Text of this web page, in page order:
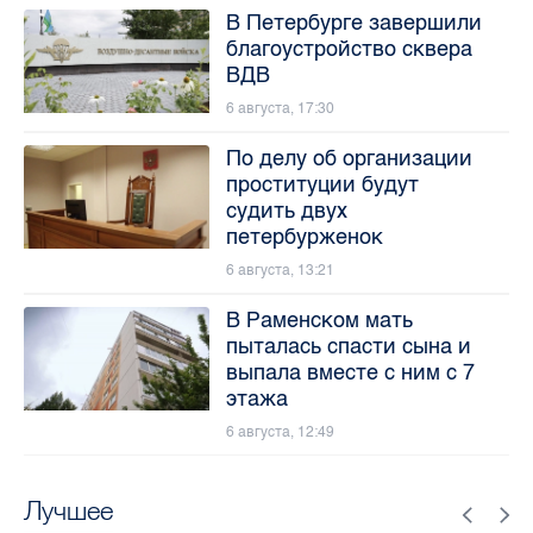
Лучшее
В Петербурге завершили
благоустройство сквера
ВДВ
6 августа, 17:30
По делу об организации
проституции будут
судить двух
петербурженок
6 августа, 13:21
В Раменском мать
пыталась спасти сына и
выпала вместе с ним с 7
этажа
6 августа, 12:49